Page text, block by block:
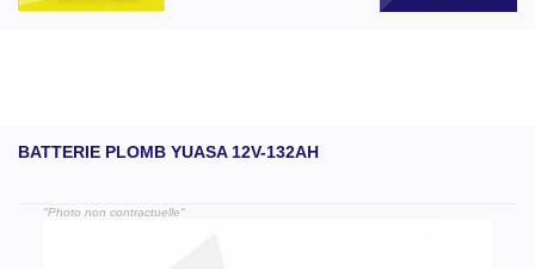
BATTERIE PLOMB YUASA 12V-132AH
"Photo non contractuelle"